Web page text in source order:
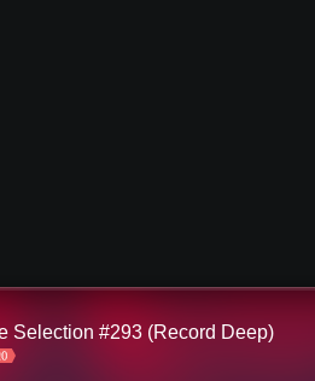
Selection #293 (Record Deep)